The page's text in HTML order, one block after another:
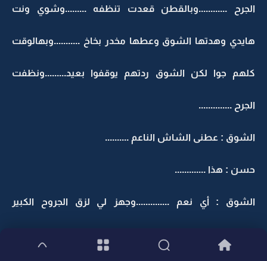
الجرح ............وبالقطن قعدت تنظفه .........وشوي ونت
هايدي وهدتها الشوق وعطها مخدر بخاخ ...........وبهالوقت
كلهم جوا لكن الشوق ردتهم يوقفوا بعيد.........ونظفت
الجرح ..............
الشوق : عطنى الشاش الناعم ..........
حسن : هذا .............
الشوق : أي نعم ..............وجهز لي لزق الجروح الكبير